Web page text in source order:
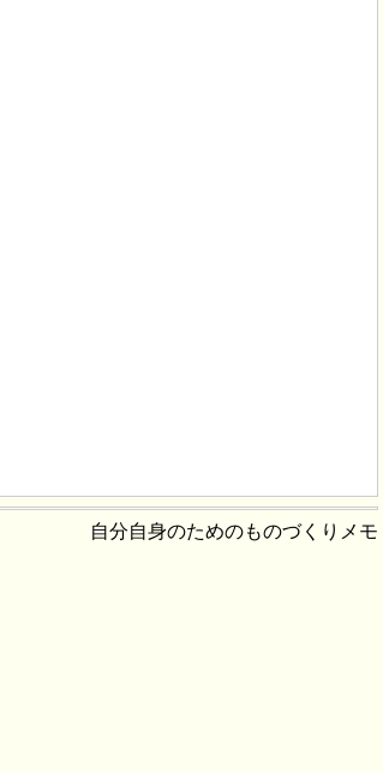
自分自身のためのものづくりメモ